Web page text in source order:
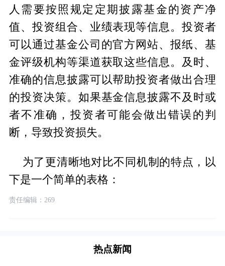
人需要按照规定定期披露基金的资产净
值、投资组合、业绩表现等信息。投资者
可以通过基金公司的官方网站、报纸、基
金评级机构等渠道获取这些信息。及时、
准确的信息披露可以帮助投资者做出合理
的投资决策。如果基金信息披露不及时或
者不准确，投资者可能会做出错误的判
断，导致投资损失。
为了更清晰地对比不同机制的特点，以
下是一个简单的表格：
责任编辑：269
热点新闻